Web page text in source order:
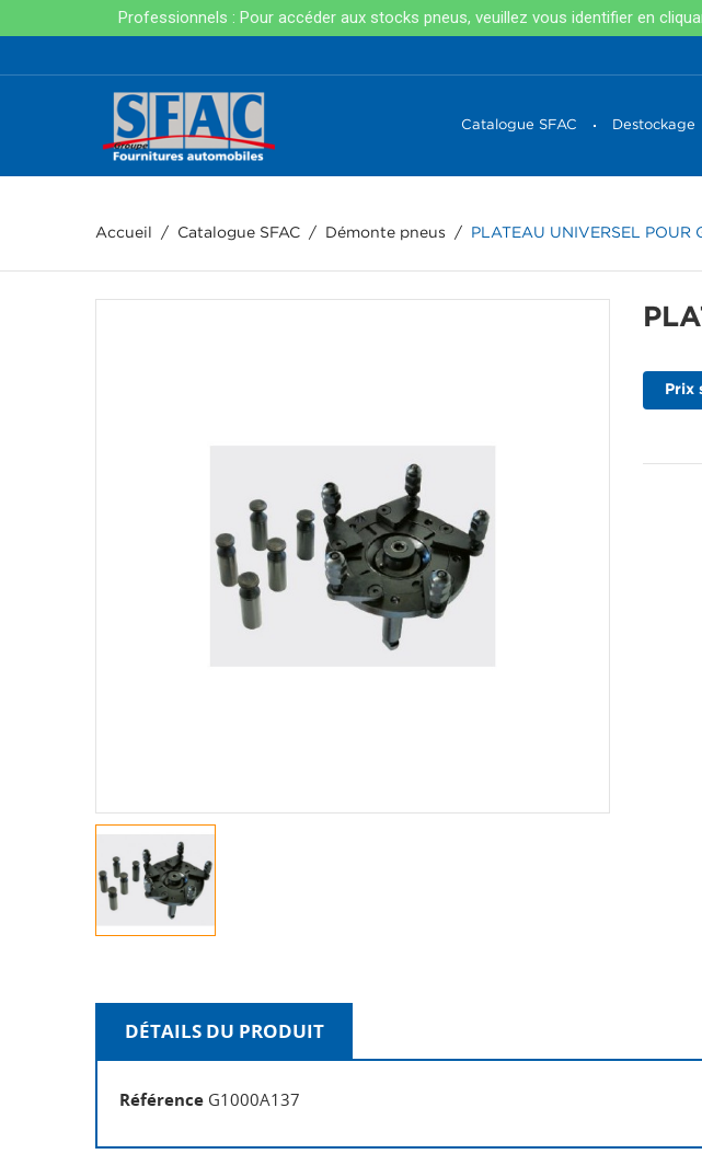
Professionnels : Pour accéder aux stocks pneus, veuillez vous identifier en
Catalogue SFAC Destockage
Accueil Catalogue SFAC Démonte pneus PLATEAU UNIVERSEL POUR
Prix
DÉTAILS DU PRODUIT
Référence G1000A137